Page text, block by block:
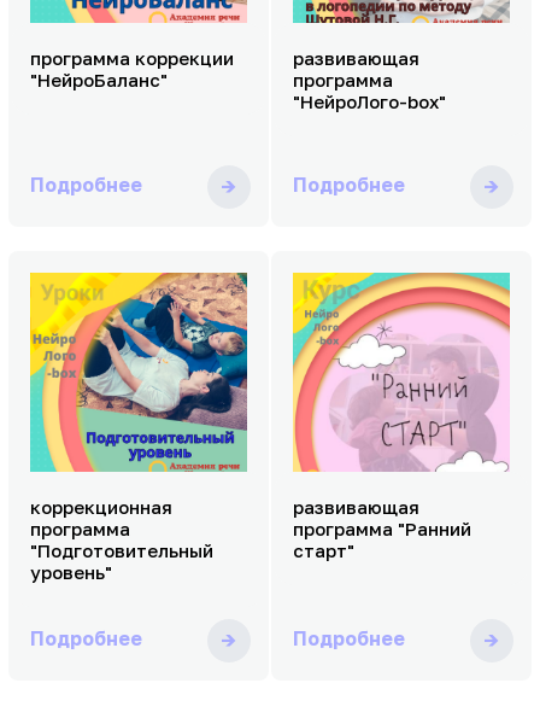
программа коррекции
"НейроБаланс"
Подробнее
развивающая
программа
"НейроЛого-box"
Подробнее
коррекционная
программа
"Подготовительный
уровень"
Подробнее
развивающая
программа "Ранний
старт"
Подробнее